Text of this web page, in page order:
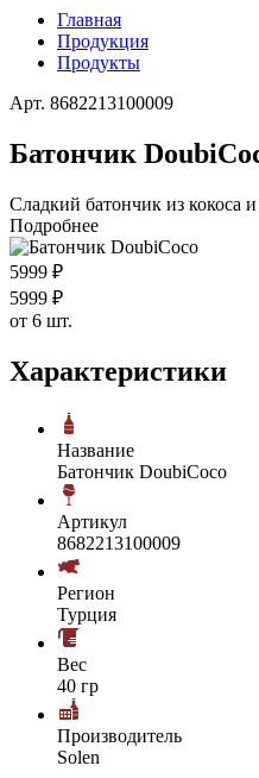
Главная
Продукция
Продукты
Арт. 8682213100009
Батончик
Сладкий батончик из
Подробнее
5999 ₽
5999 ₽
от 6 шт.
Характеристики
Название
Батончик DoubiCoco
Артикул
8682213100009
Регион
Турция
Вес
40 гр
Производитель
Solen